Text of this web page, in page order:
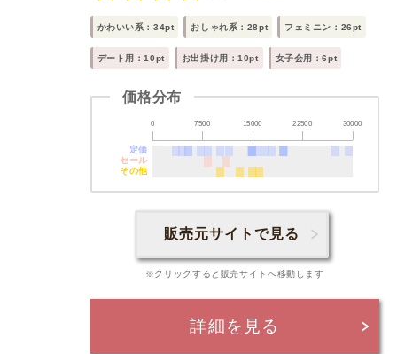
かわいい系：34pt おしゃれ系：28pt フェミニン：26pt
デート用：10pt お出掛け用：10pt 女子会用：6pt
価格分布
0 7500 15000 22500 30000
定価
セール
その他
販売元サイトで見る
※クリックすると販売サイトへ移動します
詳細を見る